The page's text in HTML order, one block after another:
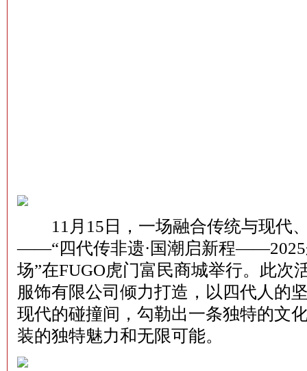
11月15日，一场融合传统与现代
——“四代传非遗·国潮启新程——2025
场”在FUGO虎门富民商城举行。此次
服饰有限公司倾力打造，以四代人的
现代的碰撞间，勾勒出一条独特的文
装的独特魅力和无限可能。